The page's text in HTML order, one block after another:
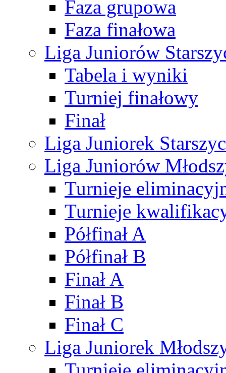
Faza grupowa
Faza finałowa
Liga Juniorów
Tabela i wyniki
Turniej finałowy
Finał
Liga Juniorek
Liga Juniorów
Turnieje
Turnieje
Półfinał A
Półfinał B
Finał A
Finał B
Finał C
Liga Juniorek